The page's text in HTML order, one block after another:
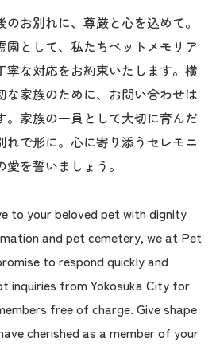
お別れに、尊厳と心を込めて。
園として、私たちペットメモリア
寧な対応をお約束いたします。横
な家族のために、お問い合わせは
。家族の一員として大切に育んだ
れで形に。心に寄り添うセレモニ
を誓いましょう。
to your beloved pet with dignity
and pet cemetery, we at Pet
to respond quickly and
inquiries from Yokosuka City for
free of charge. Give shape
cherished as a member of your